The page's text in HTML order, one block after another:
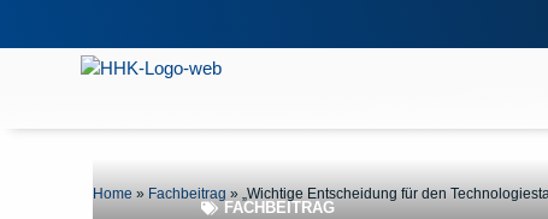
Home » Fachbeitrag »„Wichtige Entscheidung für den
FACHBEITRAG